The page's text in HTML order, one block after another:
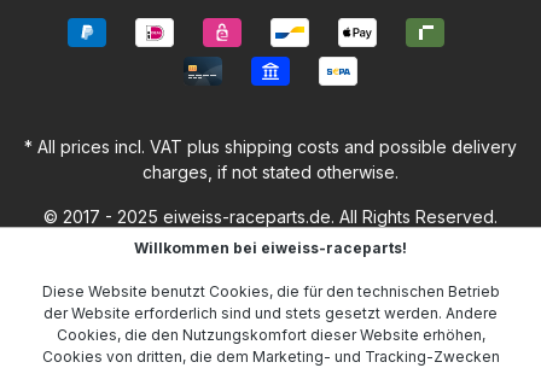
* All prices incl. VAT plus shipping costs and possible delivery
charges, if not stated otherwise.
© 2017 - 2025 eiweiss-raceparts.de. All Rights Reserved.
Willkommen bei eiweiss-raceparts!
Diese Website benutzt Cookies, die für den technischen Betrieb
der Website erforderlich sind und stets gesetzt werden. Andere
Cookies, die den Nutzungskomfort dieser Website erhöhen,
Cookies von dritten, die dem Marketing- und Tracking-Zwecken